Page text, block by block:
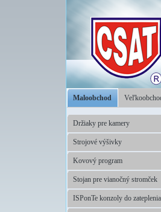
Maloobchod
Držiaky pre kamery
Strojové výšivky
Kovový program
Stojan pre vianočný stromček
ISPonTe konzoly do zateplenia